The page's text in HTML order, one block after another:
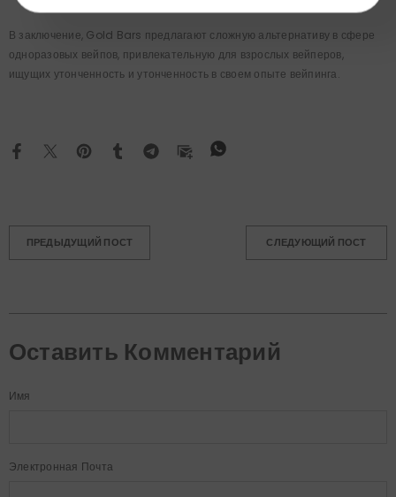
В заключение, Gold Bars предлагают сложную альтернативу в сфере
одноразовых вейпов, привлекательную для взрослых вейперов,
ищущих утонченность и утонченность в своем опыте вейпинга.
ПРЕДЫДУЩИЙ ПОСТ СЛЕДУЮЩИЙ ПОСТ
Оставить Комментарий
Имя
Электронная Почта